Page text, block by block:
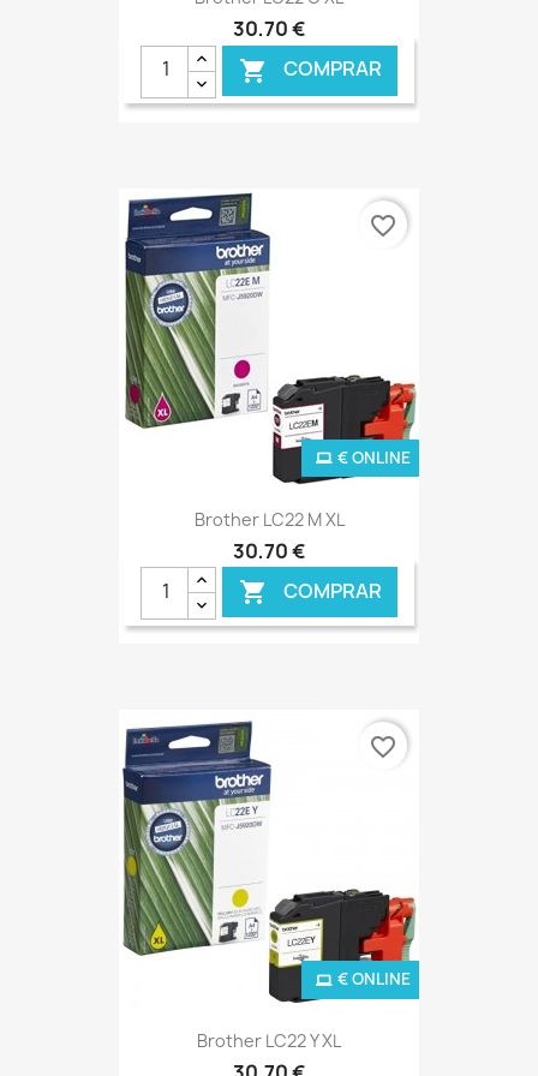
30,70 €
 COMPRAR
Brother LC22 M XL
30,70 €
 COMPRAR
€ ONLINE
favorite_border
Brother LC22 Y XL
€ ONLINE
favorite_border